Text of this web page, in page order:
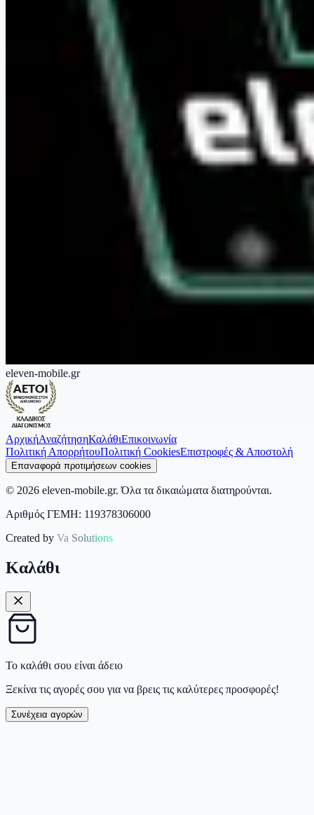
eleven-mobile.gr
ΑρχικήΑναζήτησηΚαλάθιΕπικοινωνία
Πολιτική ΑπορρήτουΠολιτική CookiesΕπιστροφές & Αποστολή
Επαναφορά προτιμήσεων cookies
© 2026 eleven-mobile.gr.Όλα τα δικαιώματα διατηρούνται.
Αριθμός ΓΕΜΗ: 119378306000
Created by Va Solutions
Καλάθι
Το καλάθι σου είναι άδειο
Ξεκίνα τις αγορές σου για να βρεις τις καλύτερες προσφορές!
Συνέχεια αγορών